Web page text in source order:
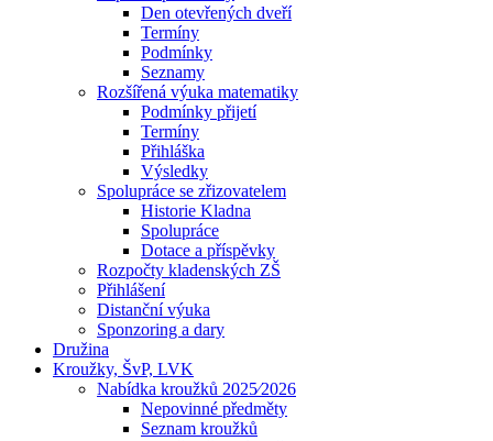
Den otevřených dveří
Termíny
Podmínky
Seznamy
Rozšířená výuka matematiky
Podmínky přijetí
Termíny
Přihláška
Výsledky
Spolupráce se zřizovatelem
Historie Kladna
Spolupráce
Dotace a příspěvky
Rozpočty kladenských ZŠ
Přihlášení
Distanční výuka
Sponzoring a dary
Družina
Kroužky, ŠvP, LVK
Nabídka kroužků 2025⁄2026
Nepovinné předměty
Seznam kroužků